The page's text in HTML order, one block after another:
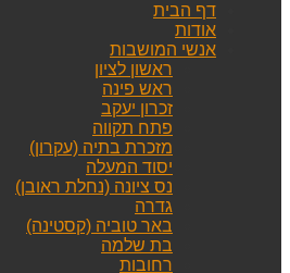
דף הבית
אודות
אנשי המושבות
ראשון לציון
ראש פינה
זכרון יעקב
פתח תקווה
מזכרת בתיה (עקרון)
יסוד המעלה
נס ציונה (נחלת ראובן)
גדרה
באר טוביה (קסטינה)
בת שלמה
רחובות